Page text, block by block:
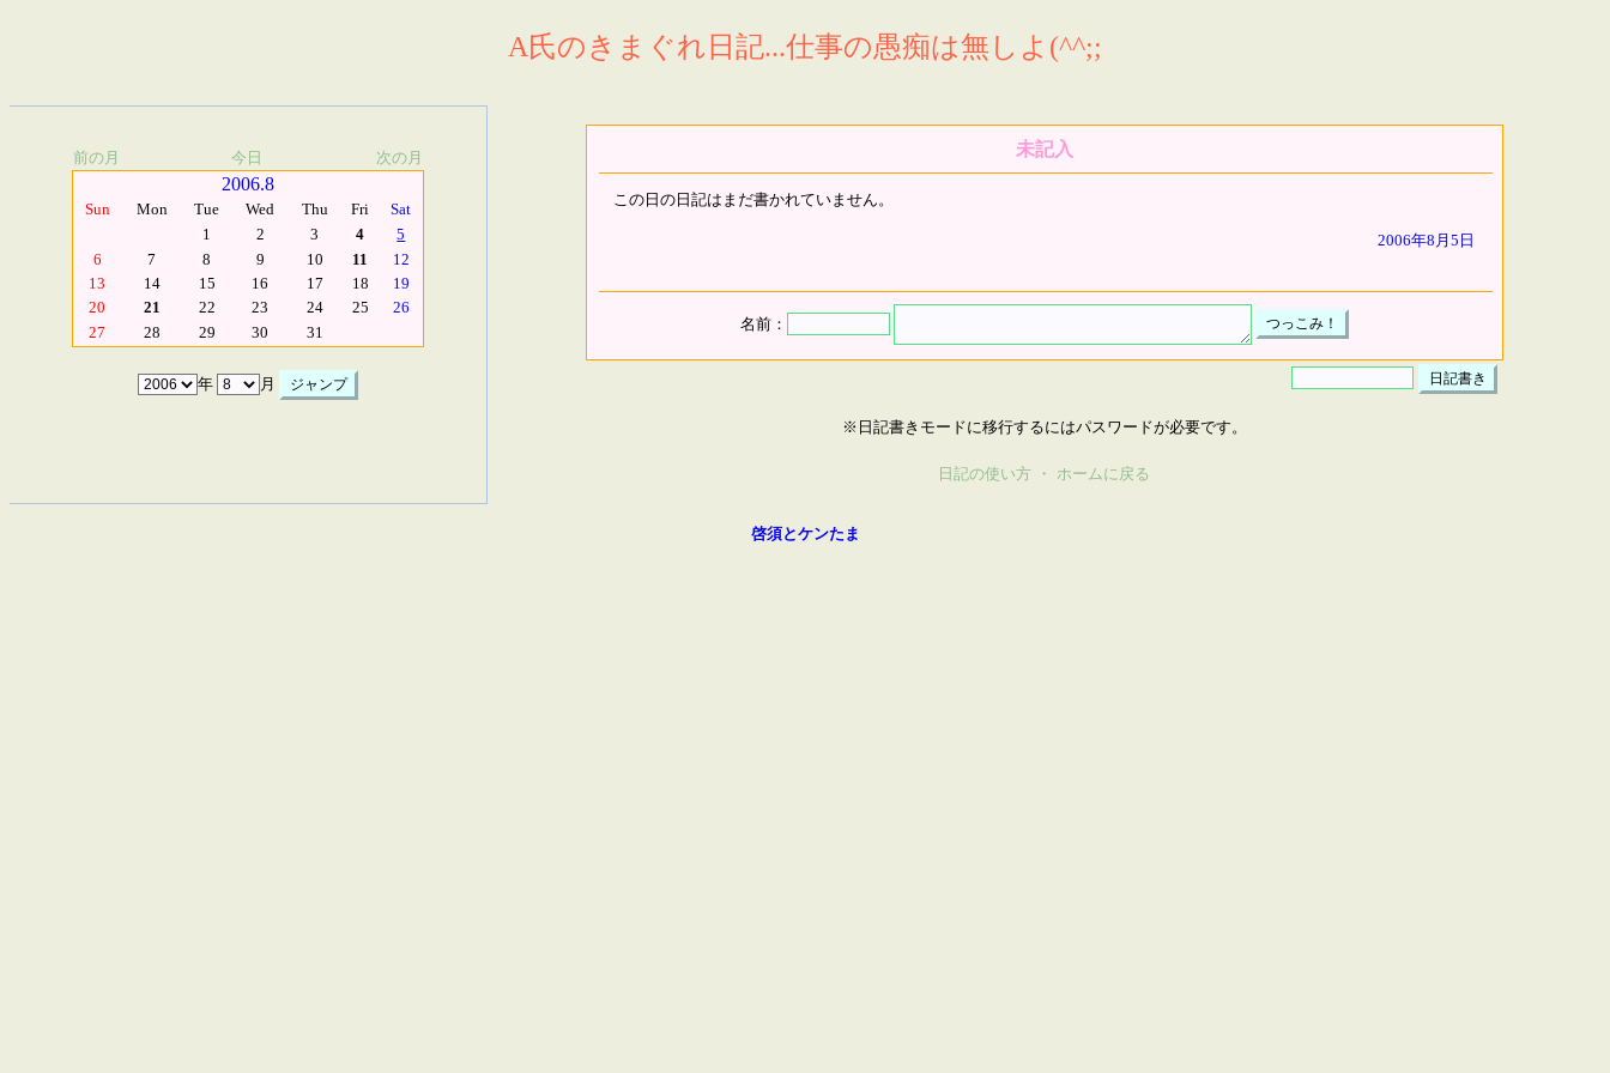
A氏のきまぐれ日記...仕事の愚痴は無しよ(^^;;
前の月 今日 次の月
2006.8
Sun Mon Tue Wed Thu Fri
Sat
1
2 3 4
5
6
7 8 9 10 11
12
13
14 15 16 17 18
19
20
21 22 23 24 25
26
27
28 29 30 31
年 月
未記入
この日の日記はまだ書かれていません。
2006年8月5日
名前：
※日記書きモードに移行するにはパスワードが必要です。
日記の使い方 ・ ホームに戻る
啓須とケンたま